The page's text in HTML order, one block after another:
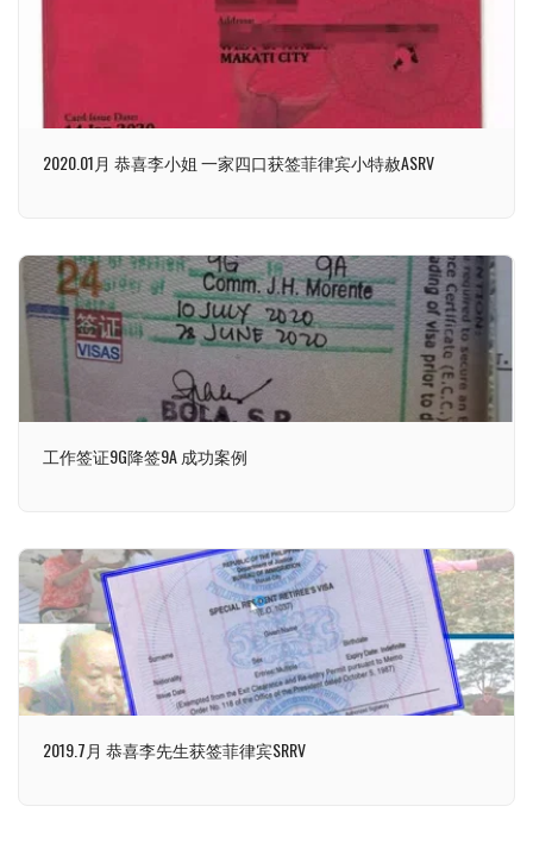
2020.01月 恭喜李小姐 一家四口获签菲律宾小特赦ASRV
工作签证9G降签9A 成功案例
2019.7月 恭喜李先生获签菲律宾SRRV